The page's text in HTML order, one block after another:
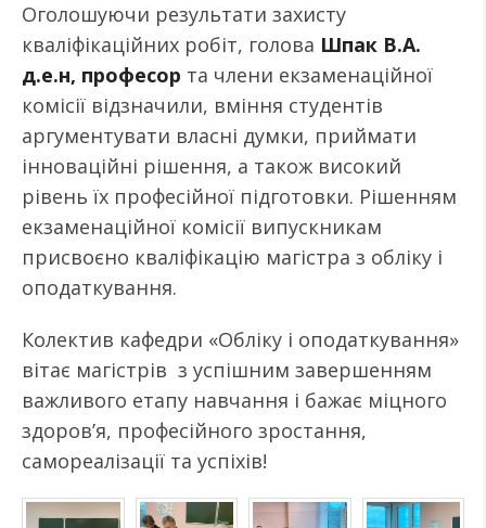
Оголошуючи результати захисту
кваліфікаційних робіт, голова Шпак В.А.
д.е.н, професор та члени екзаменаційної
комісії відзначили, вміння студентів
аргументувати власні думки, приймати
інноваційні рішення, а також високий
рівень їх професійної підготовки. Рішенням
екзаменаційної комісії випускникам
присвоєно кваліфікацію магістра з обліку і
оподаткування.
Колектив кафедри «Обліку і оподаткування»
вітає магістрів з успішним завершенням
важливого етапу навчання і бажає міцного
здоров’я, професійного зростання,
самореалізації та успіхів!